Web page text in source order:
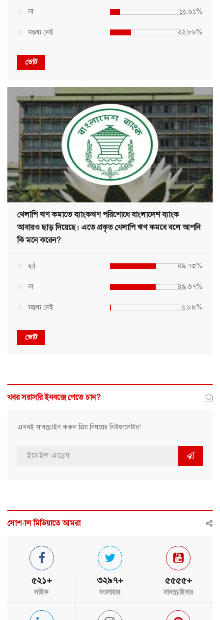
না ১০.৬১%
মন্তব্য নেই ২২.৮৬%
ভোট
খেলাপি ঋণ কমাতে ব্যাংকঋণ পরিশোধে বাংলাদেশ ব্যাংক
আবারও ছাড় দিয়েছে। এতে প্রকৃত খেলাপি ঋণ কমবে বলে আপনি
কি মনে করেন?
হ্যাঁ ৪৯.৭৩%
না ৪৯.৩৭%
মন্তব্য নেই ০.৮৯%
ভোট
খবর সরাসরি ইনবক্সে পেতে চান?
এখনই সাবস্ক্রাইব করুন প্রিয় বিষয়ের নিউজলেটার!
সোশ্যাল মিডিয়াতে আমরা
৫২১+
লাইক
৩২৯৭+
ফলোয়ার
৫৫৫৫+
সাবস্ক্রাইবার